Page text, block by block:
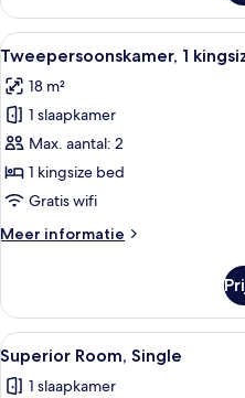
Triple
Room
Alle
foto's
voor
Tweepersoonskamer,
1
kingsize
bed
7
Tweepersoonskamer, 1
18 m²
1 slaapkamer
Max. aantal: 2
1 kingsize bed
Gratis wifi
Meer informatie
Meer
1
kingsize
bed
Alle
foto's
8
Superior Room, Single
1 slaapkamer